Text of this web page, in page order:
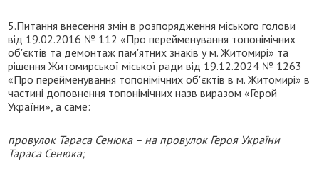
5.Питання внесення змін в розпорядження міського голови
від 19.02.2016 № 112 «Про перейменування топонімічних
об'єктів та демонтаж пам'ятних знаків у м. Житомирі» та
рішення Житомирської міської ради від 19.12.2024 № 1263
«Про перейменування топонімічних об'єктів в м. Житомирі» в
частині доповнення топонімічних назв виразом «Герой
України», а саме:
провулок Тараса Сенюка – на провулок Героя України
Тараса Сенюка;